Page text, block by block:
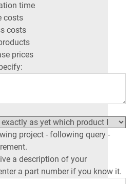
time
costs
costs
prices
project - following query -
a description of your
a part number if you know it.